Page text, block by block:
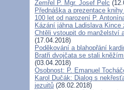
Zemřel P. Mgr. Josef Pelc
Přednáška a prezentace
100 let od narození P.
Kázání jáhna Ladislava
Chtěli vstoupit do manželství
(17.04.2018)
Poděkování a blahopřání
Bratři dvojčata se stali
(03.04.2018)
Osobnost: P. Emanuel
Karol Dučák: Dialog s
jezuitů (28.02.2018)